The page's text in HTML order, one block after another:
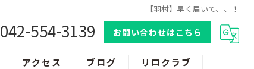
【羽村】早く届いて、、！
042-554-3139 お問い合わせはこちら
アクセス ブログ リロクラブ